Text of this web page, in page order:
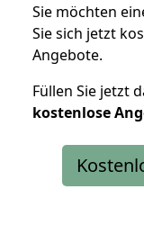
Sie möchten
Sie sich jetzt
Angebote.
Füllen Sie jetzt
kostenlose